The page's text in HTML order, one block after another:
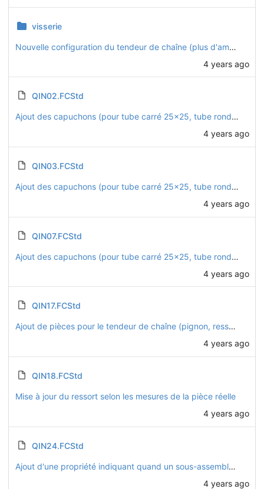
visserie
Nouvelle configuration du tendeur de chaîne (plus d'amplitude)
4 years ago
QIN02.FCStd
Ajout des capuchons (pour tube carré 25x25, tube rond D22, et platines D32)
4 years ago
QIN03.FCStd
Ajout des capuchons (pour tube carré 25x25, tube rond D22, et platines D32)
4 years ago
QIN07.FCStd
Ajout des capuchons (pour tube carré 25x25, tube rond D22, et platines D32)
4 years ago
QIN17.FCStd
Ajout de pièces pour le tendeur de chaîne (pignon, ressort, maillon rapide)
4 years ago
QIN18.FCStd
Mise à jour du ressort selon les mesures de la pièce réelle
4 years ago
QIN24.FCStd
Ajout d'une propriété indiquant quand un sous-assemblage est considéré comme une seule pièce pour la nomenclature (embase CHO54 et tendeur à oeil QIN24)
4 years ago